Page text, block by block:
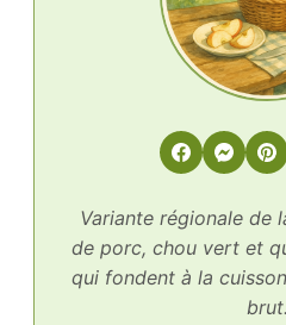
Variante régionale de
de porc, chou vert et
qui fondent à la
brut.